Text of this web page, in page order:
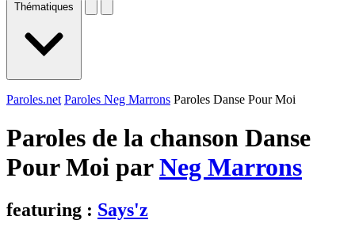
Thématiques
Paroles.net Paroles Neg Marrons Paroles Danse Pour Moi
Paroles de la chanson Danse
Pour Moi parNeg Marrons
featuring : Says'z